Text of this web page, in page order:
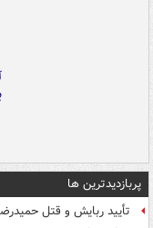
پربازدیدترین ها
تأیید ربایش و قتل